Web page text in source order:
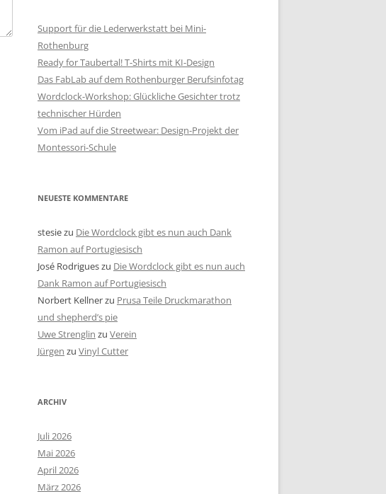
Support für die Lederwerkstatt bei Mini-
Rothenburg
Ready for Taubertal! T-Shirts mit KI-Design
Das FabLab auf dem Rothenburger Berufsinfotag
Wordclock-Workshop: Glückliche Gesichter trotz
technischer Hürden
Vom iPad auf die Streetwear: Design-Projekt der
Montessori-Schule
NEUESTE KOMMENTARE
stesiezu Die Wordclock gibt es nun auch Dank
Ramon auf Portugiesisch
José Rodrigueszu Die Wordclock gibt es nun auch
Dank Ramon auf Portugiesisch
Norbert Kellnerzu Prusa Teile Druckmarathon
und shepherd’s pie
Uwe Strenglin zu Verein
Jürgen zu Vinyl Cutter
ARCHIV
Juli 2026
Mai 2026
April 2026
März 2026